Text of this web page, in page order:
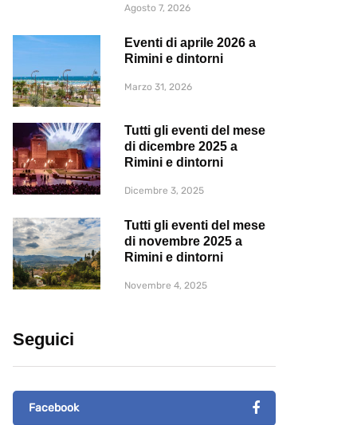
Agosto 7, 2026
Eventi di aprile 2026 a
Rimini e dintorni
Marzo 31, 2026
Tutti gli eventi del mese
di dicembre 2025 a
Rimini e dintorni
Dicembre 3, 2025
Tutti gli eventi del mese
di novembre 2025 a
Rimini e dintorni
Novembre 4, 2025
Seguici
Facebook